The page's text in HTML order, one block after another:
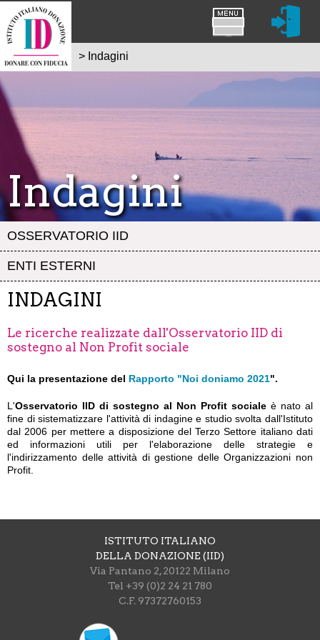
Indagini
OSSERVATORIO IID
ENTI ESTERNI
> Indagini
INDAGINI
Le ricerche realizzate dall'Osservatorio IID di
sostegno al Non Profit sociale
Qui la presentazione del Rapporto "Noi doniamo 2021".
L'Osservatorio IID di sostegno al Non Profit sociale è nato al
fine di sistematizzare l'attività di indagine e studio svolta dall'Istituto
dal 2006 per mettere a disposizione del Terzo Settore italiano dati
ed informazioni utili per l'elaborazione delle strategie e
l'indirizzamento delle attività di gestione delle Organizzazioni non
Profit.
ISTITUTO ITALIANO
DELLA DONAZIONE (IID)
Via Pantano 2, 20122 Milano
Tel +39 (0)2 24 21 780
C.F. 97372760153